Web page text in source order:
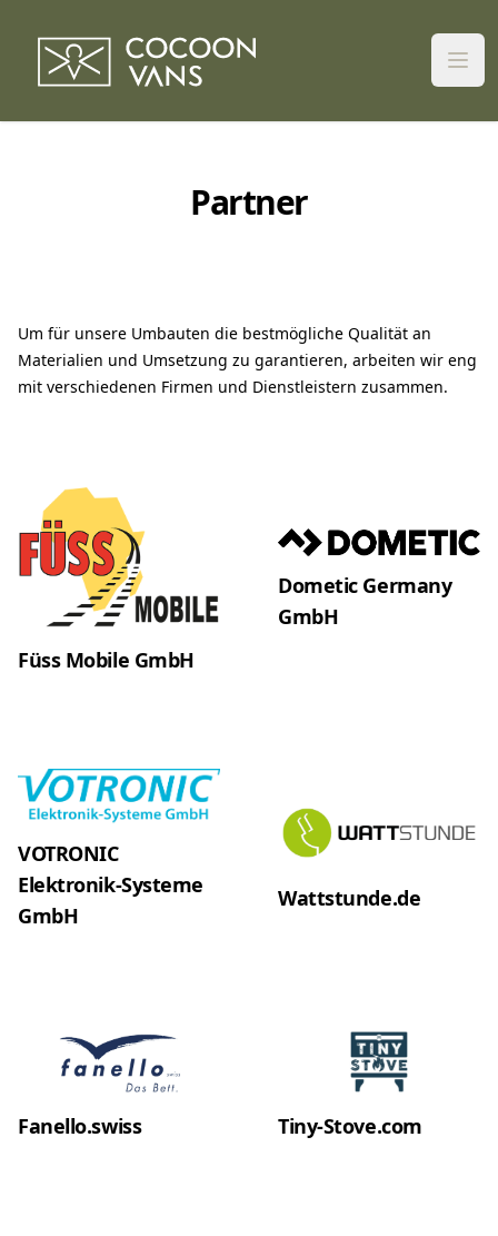
Komplettausbau
Möbelbau & Isolierung
Wasser & Sanitär
Werkstatt
Kontakt
Partner
Um für unsere Umbauten die bestmögliche Qualität an
Materialien und Umsetzung zu garantieren, arbeiten wir eng
mit verschiedenen Firmen und Dienstleistern zusammen.
Füss Mobile GmbH
Dometic Germany
GmbH
VOTRONIC
Elektronik-Systeme
GmbH
Wattstunde.de
Fanello.swiss Tiny-Stove.com